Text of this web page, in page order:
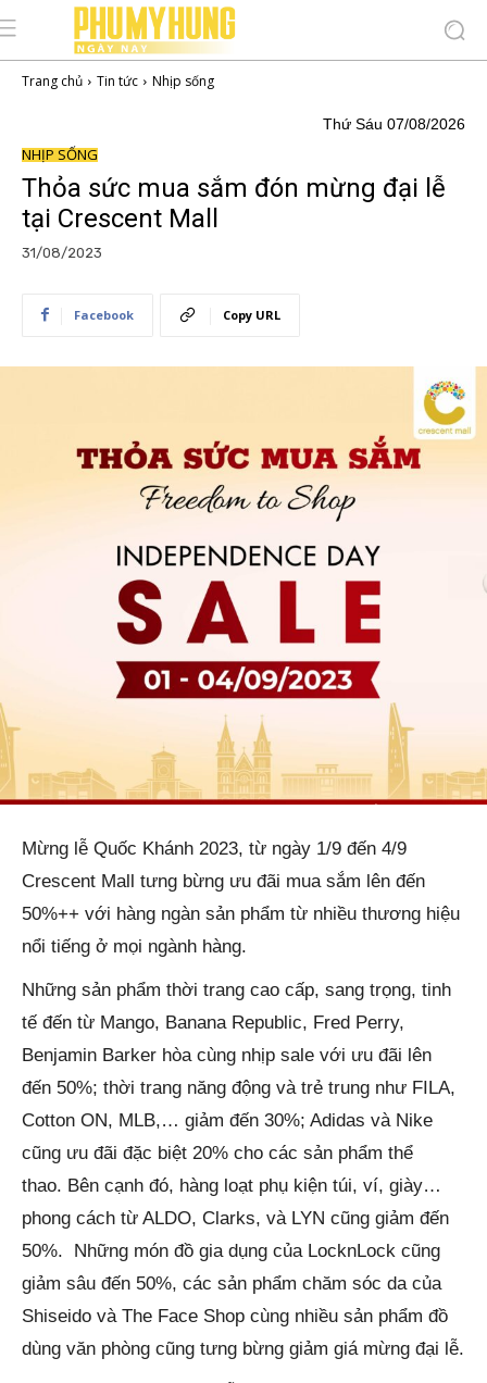
Trang chủ Tin tức Nhịp sống
Thứ Sáu 07/08/2026
NHỊP SỐNG
Thỏa sức mua sắm đón mừng đại lễ
tại Crescent Mall
31/08/2023
Facebook Copy URL
Mừng lễ Quốc Khánh 2023, từ ngày 1/9 đến 4/9
Crescent Mall tưng bừng ưu đãi mua sắm lên đến
50%++ với hàng ngàn sản phẩm từ nhiều thương hiệu
nổi tiếng ở mọi ngành hàng.
Những sản phẩm thời trang cao cấp, sang trọng, tinh
tế đến từ Mango, Banana Republic, Fred Perry,
Benjamin Barker hòa cùng nhịp sale với ưu đãi lên
đến 50%; thời trang năng động và trẻ trung như FILA,
Cotton ON, MLB,… giảm đến 30%; Adidas và Nike
cũng ưu đãi đặc biệt 20% cho các sản phẩm thể
thao. Bên cạnh đó, hàng loạt phụ kiện túi, ví, giày…
phong cách từ ALDO, Clarks, và LYN cũng giảm đến
50%. Những món đồ gia dụng của LocknLock cũng
giảm sâu đến 50%, các sản phẩm chăm sóc da của
Shiseido và The Face Shop cùng nhiều sản phẩm đồ
dùng văn phòng cũng tưng bừng giảm giá mừng đại lễ.